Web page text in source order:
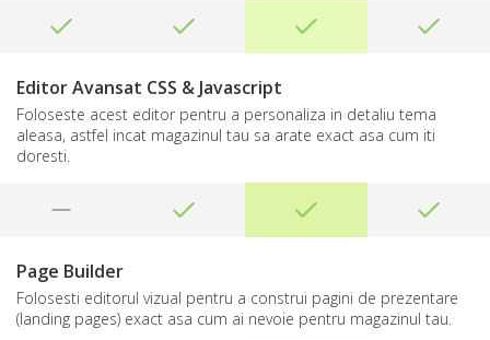
Editor Avansat CSS & Javascript
Foloseste acest editor pentru a personaliza in detaliu tema
aleasa, astfel incat magazinul tau sa arate exact asa cum iti
doresti.
Page Builder
Folosesti editorul vizual pentru a construi pagini de prezentare
(landing pages) exact asa cum ai nevoie pentru magazinul tau.